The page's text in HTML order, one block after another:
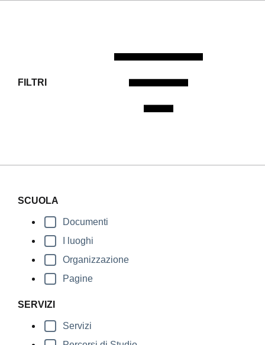
FILTRI
Filtri
SCUOLA
Documenti
I luoghi
Organizzazione
Pagine
SERVIZI
Servizi